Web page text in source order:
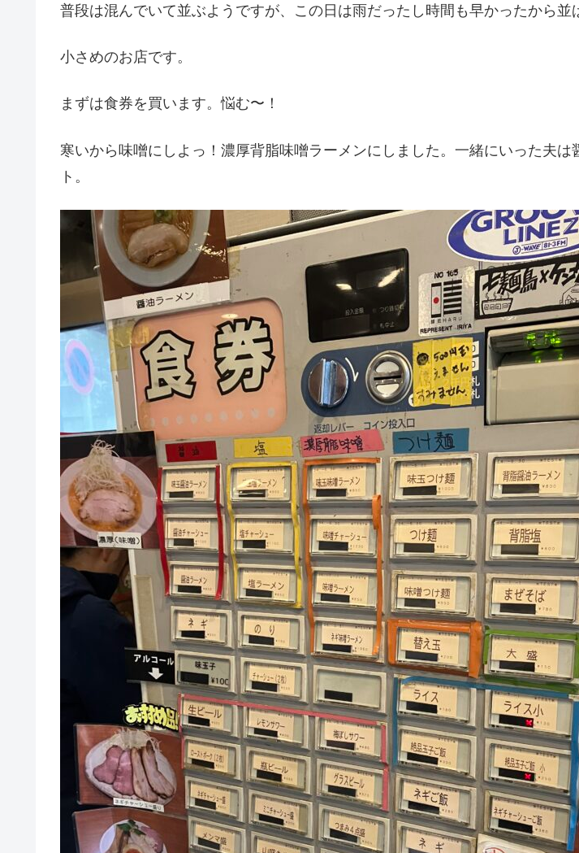
普段は混んでいて並ぶようですが、この日は雨だったし時間も早かったから並
小さめのお店です。
まずは食券を買います。悩む〜！
寒いから味噌にしよっ！濃厚背脂味噌ラーメンにしました。一緒にいった夫は
ト。